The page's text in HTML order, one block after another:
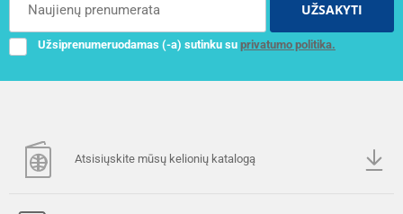
UŽSAKYTI
Užsiprenumeruodamas (-a) sutinku su privatumo politika.
Atsisiųskite mūsų kelionių katalogą